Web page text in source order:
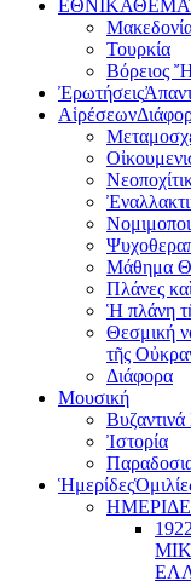
ΕΘΝΙΚΑ
Τουρκία
Βόρειος
Ἐρωτήσεις
Αἱρέσεων
Μάθημα
Πλάνες
Ἡ πλάνη
Θεσμική
τῆς
Διάφορα
Μουσική
Ἰστορία
Ἡμερίδες